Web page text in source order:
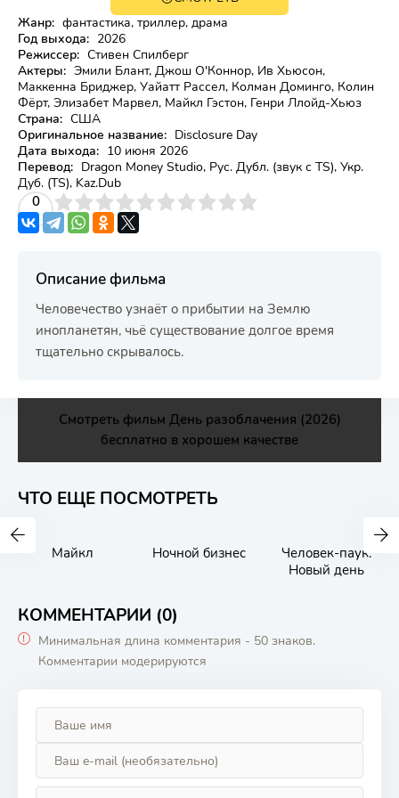
Жанр: фантастика, триллер, драма
Год выхода: 2026
Режиссер: Стивен Спилберг
Актеры: Эмили Блант, Джош О'Коннор, Ив Хьюсон,
Маккенна Бриджер, Уайатт Рассел, Колман Доминго, Колин
Фёрт, Элизабет Марвел, Майкл Гэстон, Генри Ллойд-Хьюз
Страна: США
Оригинальное название: Disclosure Day
Дата выхода: 10 июня 2026
Перевод: Dragon Money Studio, Рус. Дубл. (звук с TS), Укр.
Дуб. (TS), Kaz.Dub
0
4 5 6 7 8 9 10
Описание фильма
Человечество узнаёт о прибытии на Землю
инопланетян, чьё существование долгое время
тщательно скрывалось.
Смотреть фильм День разоблачения (2026)
бесплатно в хорошем качестве
ЧТО ЕЩЕ ПОСМОТРЕТЬ
Майкл Ночной бизнес
Человек-паук:
Новый день
КОММЕНТАРИИ (0)
Минимальная длина комментария - 50 знаков.
Комментарии модерируются